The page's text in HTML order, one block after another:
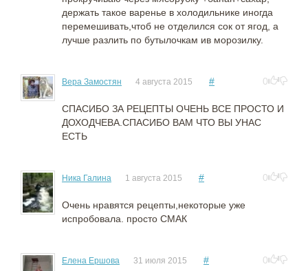
держать такое варенье в холодильнике иногда
перемешивать,чтоб не отделился сок от ягод, а
лучше разлить по бутылочкам ив морозилку.
Вера Замостян 4 августа 2015 # 0
СПАСИБО ЗА РЕЦЕПТЫ ОЧЕНЬ ВСЕ ПРОСТО И
ДОХОДЧЕВА.СПАСИБО ВАМ ЧТО ВЫ УНАС
ЕСТЬ
Ника Галина 1 августа 2015 # 0
Очень нравятся рецепты,некоторые уже
испробовала. просто СМАК
Елена Ершова 31 июля 2015 # 0